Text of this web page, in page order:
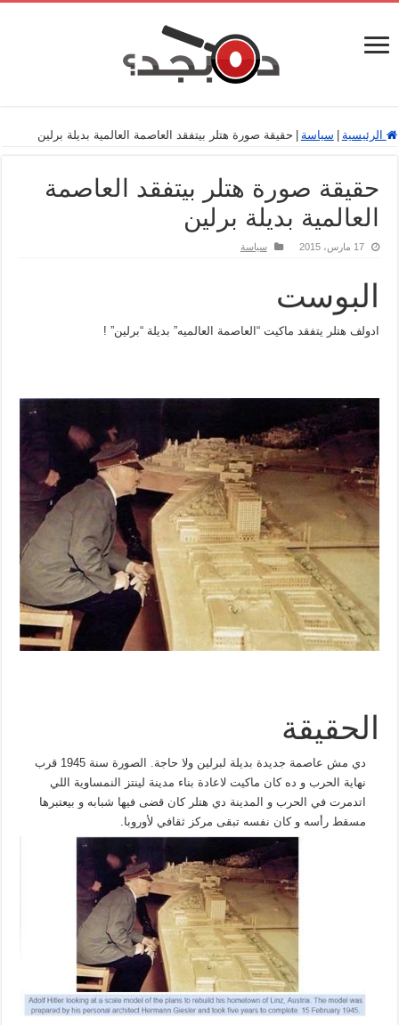
الرئيسية سياسة حقيقة صورة هتلر بيتفقد العاصمة العالمية بديلة برلين
حقيقة صورة هتلر بيتفقد العاصمة
العالمية بديلة برلين
17 مارس، 2015 سياسة
البوست
ادولف هتلر يتفقد ماكيت “العاصمة العالميه” بديلة “برلين” !
الحقيقة
دي مش عاصمة جديدة بديلة لبرلين ولا حاجة. الصورة سنة 1945 قرب
نهاية الحرب و ده كان ماكيت لاعادة بناء مدينة لينتز النمساوية اللي
اتدمرت في الحرب و المدينة دي هتلر كان قضى فيها شبابه و بيعتبرها
مسقط رأسه و كان نفسه تبقى مركز ثقافي لأوروبا.